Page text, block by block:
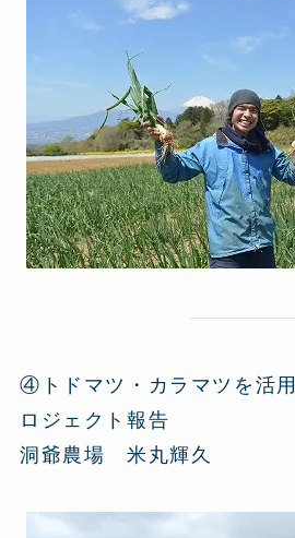
④トドマツ・カラマツを活
ロジェクト報告
洞爺農場 米丸輝久